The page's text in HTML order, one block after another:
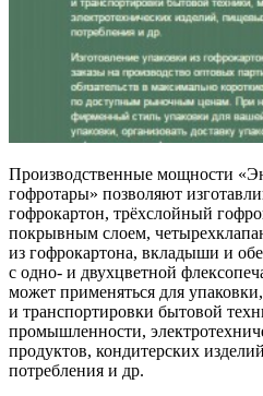
Производственные мощности
гофротары» позволяют
гофрокартон, трёхслойный
покрывным слоем,
из гофрокартона, вкладыши и
с одно- и двухцветной
может применяться для
и транспортировки бытовой
промышленности,
продуктов, кондитерских
потребления и др.